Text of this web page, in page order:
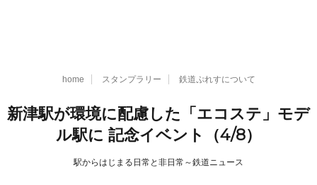
home スタンプラリー 鉄道ぷれすについて
新津駅が環境に配慮した「エコステ」モデ
ル駅に 記念イベント（4/8）
駅からはじまる日常と非日常～鉄道ニュース